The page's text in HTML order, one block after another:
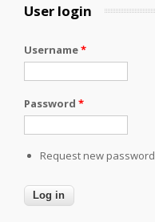
User login
Username*
Password *
Request new password